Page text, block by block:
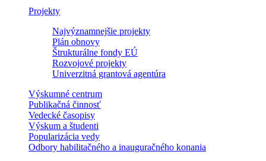
Projekty
Najvýznamnejšie projekty
Plán obnovy
Štrukturálne fondy EÚ
Rozvojové projekty
Univerzitná grantová agentúra
Výskumné centrum
Publikačná činnosť
Vedecké časopisy
Výskum a študenti
Popularizácia vedy
Odbory habilitačného a inauguračného konania